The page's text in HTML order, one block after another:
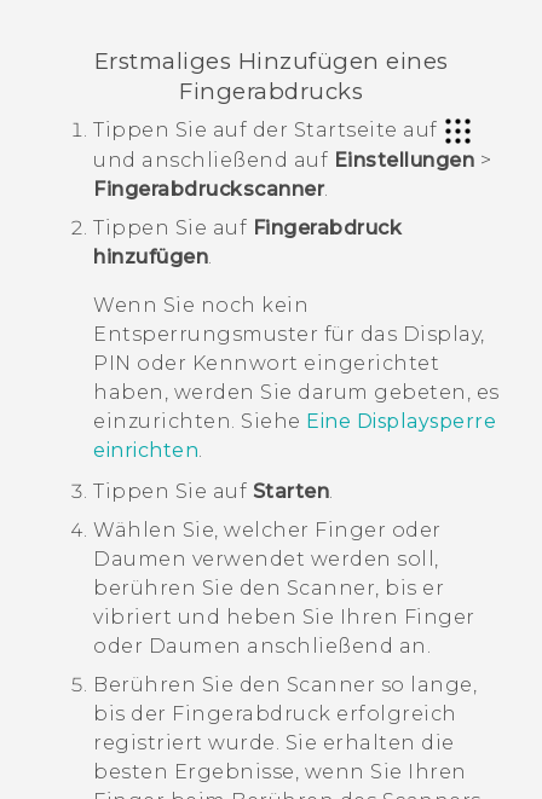
Erstmaliges Hinzufügen eines
Fingerabdrucks
Tippen Sie auf der Startseite auf
und anschließend auf Einstellungen >
Fingerabdruckscanner.
Tippen Sie auf Fingerabdruck
hinzufügen.
Wenn Sie noch kein
Entsperrungsmuster für das Display,
PIN oder Kennwort eingerichtet
haben, werden Sie darum gebeten, es
einzurichten. Siehe Eine Displaysperre
einrichten.
Tippen Sie auf Starten.
Wählen Sie, welcher Finger oder
Daumen verwendet werden soll,
berühren Sie den Scanner, bis er
vibriert und heben Sie Ihren Finger
oder Daumen anschließend an.
Berühren Sie den Scanner so lange,
bis der Fingerabdruck erfolgreich
registriert wurde. Sie erhalten die
besten Ergebnisse, wenn Sie Ihren